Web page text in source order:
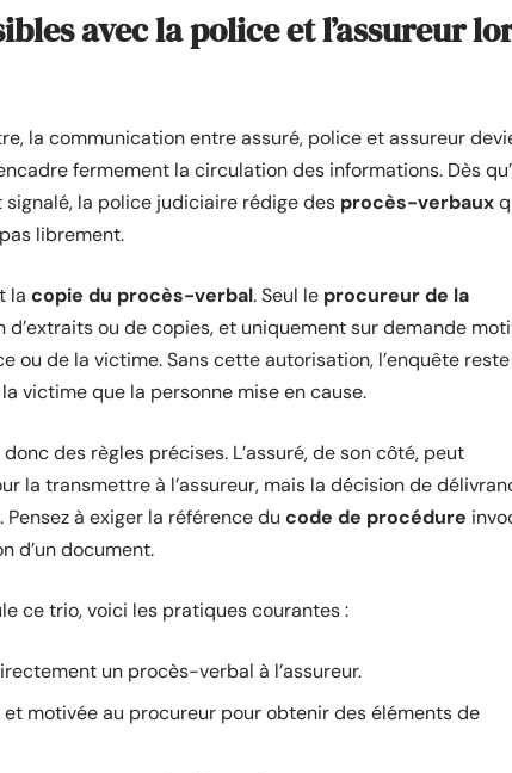
avec la police et l’assureur
la communication entre assuré, police et assureur
fermement la circulation des informations. Dès
la police judiciaire rédige des procès-verbaux
librement.
la copie du procès-verbal. Seul le procureur de la
ou de copies, et uniquement sur demande
ou de la victime. Sans cette autorisation, l’enquête reste
victime que la personne mise en cause.
des règles précises. L’assuré, de son côté, peut
la transmettre à l’assureur, mais la décision de
à exiger la référence du code de procédure
d’un document.
ce trio, voici les pratiques courantes :
un procès-verbal à l’assureur.
et motivée au procureur pour obtenir des éléments de